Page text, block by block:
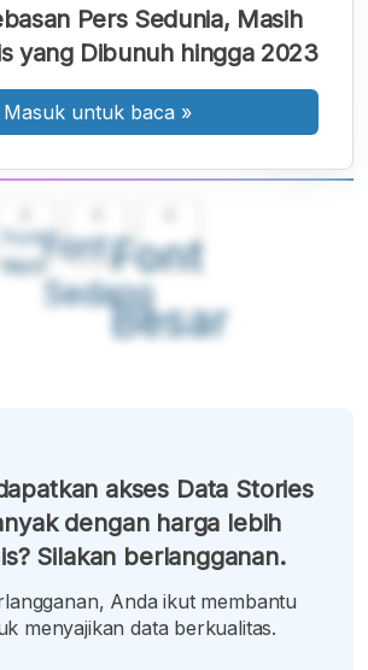
Font
Kecil
Font
Sedang
Font
Besar
Pers Sedunia, Masih
yang Dibunuh hingga 2023
Masuk untuk baca »
akses Data Stories
dengan harga lebih
Silakan berlangganan.
Anda ikut membantu
menyajikan data berkualitas.